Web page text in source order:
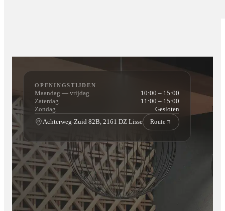
OPENINGSTIJDEN
Maandag — vrijdag
10:00 – 15:00
Zaterdag
11:00 – 15:00
Zondag
Gesloten
Achterweg-Zuid 82B, 2161 DZ Lisse
Route